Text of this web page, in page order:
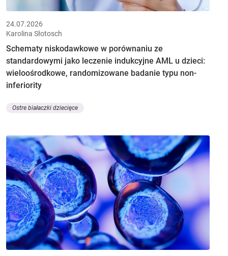
24.07.2026
Karolina Słotosch
Schematy niskodawkowe w porównaniu ze
standardowymi jako leczenie indukcyjne AML u dzieci:
wieloośrodkowe, randomizowane badanie typu non-
inferiority
Ostre białaczki dziecięce